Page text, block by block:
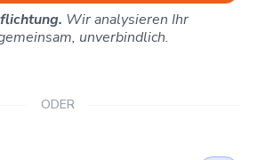
Wir analysieren Ihr
unverbindlich.
ODER